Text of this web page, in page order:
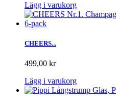
Lägg i varukorg
CHEERS...
499,00 kr
Lägg i varukorg